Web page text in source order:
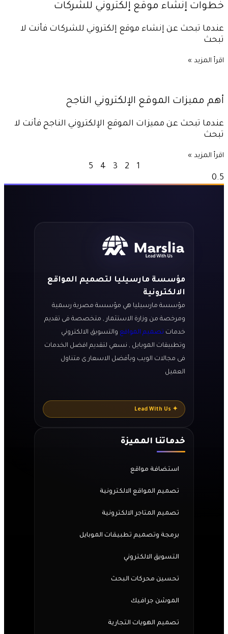
خطوات إنشاء موقع إلكتروني للشركات
عندما تبحث عن إنشاء موقع إلكتروني للشركات فأنت لا
تبحث
اقرأ المزيد »
أهم مميزات الموقع الإلكتروني الناجح
عندما تبحث عن مميزات الموقع الإلكتروني الناجح فأنت لا
تبحث
اقرأ المزيد »
1
2
3
4
5
مؤسسة مارسيليا لتصميم المواقع
الالكترونية
مؤسسة مارسيليا هي مؤسسة مصرية رسمية
ومرخصة من وزارة الاستثمار , متخصصة فى تقديم
خدمات تصميم المواقع والتسويق الالكتروني
وتطبيقات الموبايل , نسعي لتقديم افضل الخدمات
فى مجالات الويب وبأفضل الاسعار ى متناول
العميل
✦ Lead With Us
خدماتنا المميزة
استضافة مواقع
تصميم المواقع الالكترونية
تصميم المتاجر الالكترونية
برمجة وتصميم تطبيقات الموبايل
التسويق الالكتروني
تحسين محركات البحث
الموشن جرافيك
تصميم الهويات التجارية